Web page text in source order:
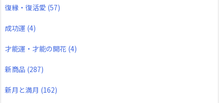
復縁・復活愛 (57)
成功運 (4)
才能運・才能の開花 (4)
新商品 (287)
新月と満月 (162)